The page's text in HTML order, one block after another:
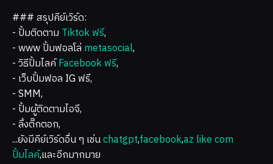
### สรุปคีย์เวิร์ด:
- ปั้มติดตาม Tiktok ฟรี,
- www ปั้มฟอลโล่ metasocial,
- วิธีปั้มไลค์Facebook ฟรี,
- เว็บปั้มฟอล IG ฟรี,
- SMM,
- ปั้มผู้ติดตามไอจี,
- ลิ้งติ๊กตอก,
...ยังมีคีย์เวิร์ดอื่น ๆ เช่นchatgpt,facebook,az like com
ปั้มไลค์,และอีกมากมาย